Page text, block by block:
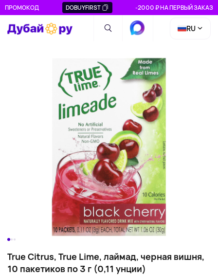
ПРОМОКОД DOBUYFIRST -2000 ₽ НА ПЕРВЫЙ ЗАКАЗ
RU
True Citrus, True Lime, лаймад, черная вишня,
10 пакетиков по 3 г (0,11 унции)